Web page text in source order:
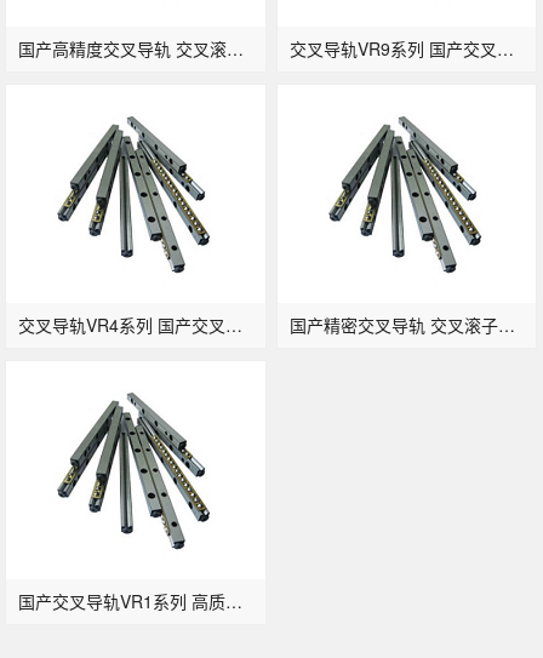
国产高精度交叉导轨 交叉滚柱导轨VR6 交叉导轨VR9系列 国产交叉轨道滚柱导轨
交叉导轨VR4系列 国产交叉滚子轨道 国产精密交叉导轨 交叉滚子导轨VR2系列
国产交叉导轨VR1系列 高质量滚柱导轨